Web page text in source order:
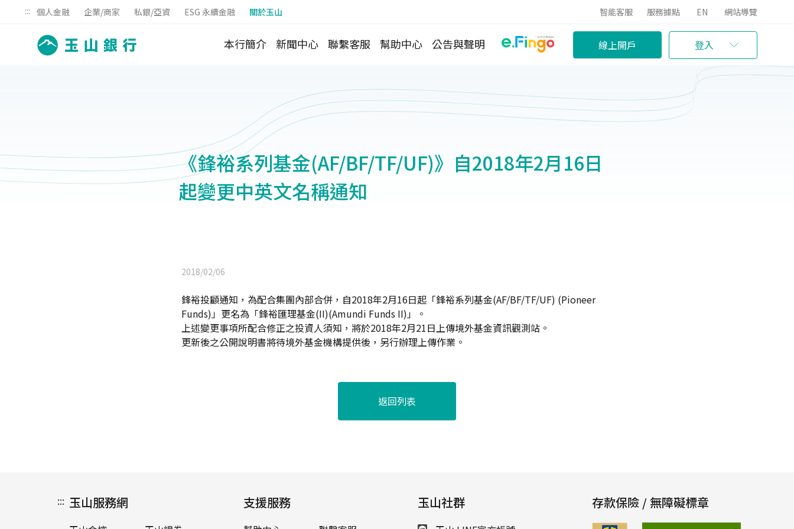
::: 個人金融 企業/商家 私銀/亞資 ESG 永續金融 關於玉山 智能客服 服務據點 EN 網站導覽
本行簡介 新聞中心 聯繫客服 幫助中心 公告與聲明 線上開戶 登入
《鋒裕系列基金(AF/BF/TF/UF)》自2018年2月16日
起變更中英文名稱通知
2018/02/06
鋒裕投顧通知，為配合集團內部合併，自2018年2月16日起「鋒裕系列基金(AF/BF/TF/UF) (Pioneer
Funds)」更名為「鋒裕匯理基金(II)(Amundi Funds II)」。
上述變更事項所配合修正之投資人須知，將於2018年2月21日上傳境外基金資訊觀測站。
更新後之公開說明書將待境外基金機構提供後，另行辦理上傳作業。
返回列表
::: 玉山服務網 支援服務 玉山社群 存款保險 / 無障礙標章